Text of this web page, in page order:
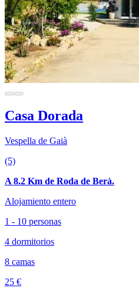
Casa Dorada
Vespella de Gaià
(5)
A 8.2 Km de Roda de Berà.
Alojamiento entero
1 - 10 personas
4 dormitorios
8 camas
25 €